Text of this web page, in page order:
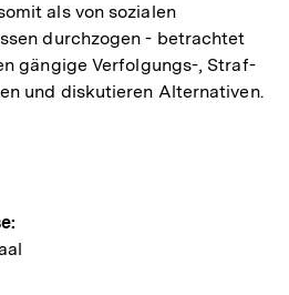
als von sozialen
durchzogen - betrachtet
gängige Verfolgungs-, Straf-
und diskutieren Alternativen.